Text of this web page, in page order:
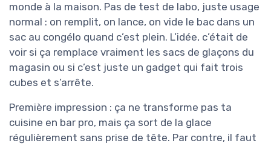
monde à la maison. Pas de test de labo, juste usage
normal : on remplit, on lance, on vide le bac dans un
sac au congélo quand c’est plein. L’idée, c’était de
voir si ça remplace vraiment les sacs de glaçons du
magasin ou si c’est juste un gadget qui fait trois
cubes et s’arrête.
Première impression : ça ne transforme pas ta
cuisine en bar pro, mais ça sort de la glace
régulièrement sans prise de tête. Par contre, il faut